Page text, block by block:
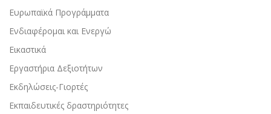
Ευρωπαϊκά Προγράμματα
Ενδιαφέρομαι και Ενεργώ
Εικαστικά
Εργαστήρια Δεξιοτήτων
Εκδηλώσεις-Γιορτές
Εκπαιδευτικές δραστηριότητες